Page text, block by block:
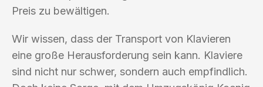
Preis zu bewältigen.
Wir wissen, dass der Transport von Klavieren
eine große Herausforderung sein kann. Klaviere
sind nicht nur schwer, sondern auch empfindlich.